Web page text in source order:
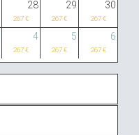
28 29 30
267 € 267 € 267 €
4 5 6
267 € 267 € 267 €